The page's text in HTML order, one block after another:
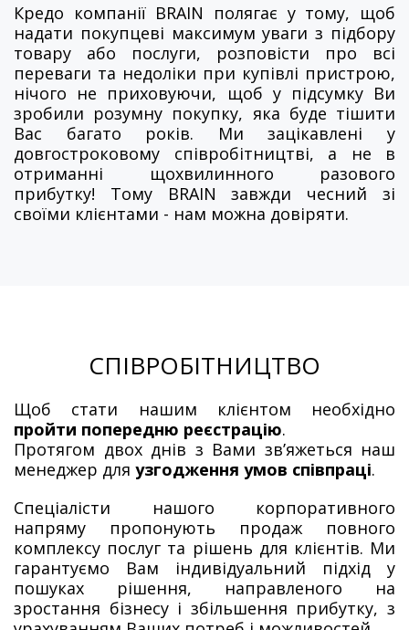
Кредо компанії BRAIN полягає у тому, щоб
надати покупцеві максимум уваги з підбору
товару або послуги, розповісти про всі
переваги та недоліки при купівлі пристрою,
нічого не приховуючи, щоб у підсумку Ви
зробили розумну покупку, яка буде тішити
Вас багато років. Ми зацікавлені у
довгостроковому співробітництві, а не в
отриманні щохвилинного разового
прибутку! Тому BRAIN завжди чесний зі
своїми клієнтами - нам можна довіряти.
СПІВРОБІТНИЦТВО
Щоб стати нашим клієнтом необхідно
пройти попередню реєстрацію.
Протягом двох днів з Вами зв’яжеться наш
менеджер для узгодження умов співпраці.
Спеціалісти нашого корпоративного
напряму пропонують продаж повного
комплексу послуг та рішень для клієнтів. Ми
гарантуємо Вам індивідуальний підхід у
пошуках рішення, направленого на
зростання бізнесу і збільшення прибутку, з